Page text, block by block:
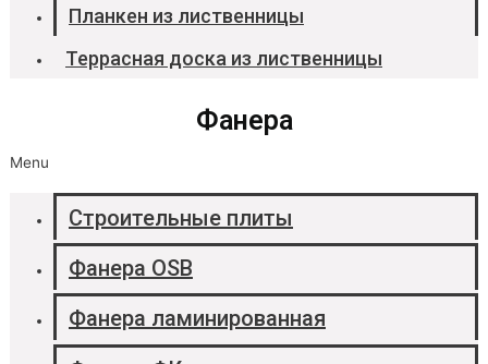
Планкен из лиственницы
Террасная доска из лиственницы
Фанера
Menu
Строительные плиты
Фанера OSB
Фанера ламинированная